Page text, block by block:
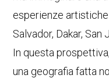
esperienze
Salvador, Dakar, San
In questa
una geografia fatta